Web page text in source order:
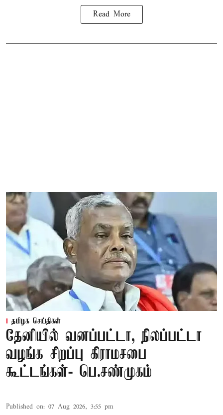
Read More
தமிழக செய்திகள்
தேனியில் வனப்பட்டா, நிலப்பட்டா
வழங்க சிறப்பு கிராமசபை
கூட்டங்கள்- பெ.சண்முகம்
Published on: 07 Aug 2026, 3:55 pm